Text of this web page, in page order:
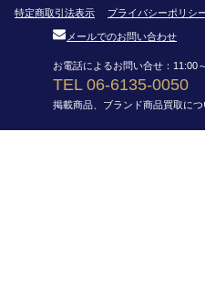
特定商取引法表示
プライバシーポリシ
メールでのお問い合わせ
お電話によるお問い合せ：11:00
TEL 06-6135-0050
掲載商品、ブランド商品買取に